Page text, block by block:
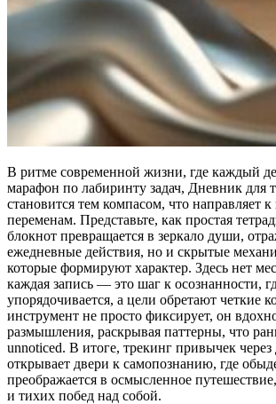
В ритме современной жизни, где каждый
марафон по лабиринту задач, Дневник для
становится тем компасом, что направляет
переменам. Представьте, как простая
блокнот превращается в зеркало души,
ежедневные действия, но и скрытые
которые формируют характер. Здесь нет
каждая запись — это шаг к осознанности,
упорядочивается, а цели обретают четкие
инструмент не просто фиксирует, он
размышления, раскрывая паттерны, что
unnoticed. В итоге, трекинг привычек
открывает двери к самопознанию, где
преображается в осмысленное
и тихих побед над собой.